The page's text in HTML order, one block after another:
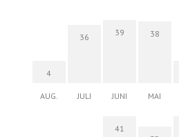
4
AUG.
36
JULI
39
JUNI
38
MAI
41